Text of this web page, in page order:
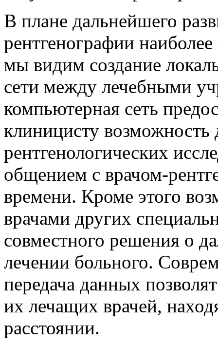
В плане дальнейшего
рентгенографии
мы видим создание
сети между лечебными
компьютерная сеть
клиницисту возможность
рентгенологических
общением с врачом-
времени. Кроме этого
врачами других
совместного решения о
лечении больного.
передача данных
их лечащих врачей,
расстоянии.